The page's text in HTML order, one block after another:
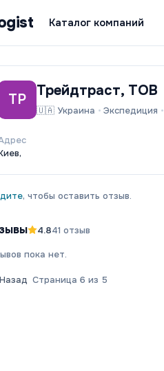
Каталог компаний
ТР
Трейдтраст, ТОВ
🇺🇦 Украина • Экспедиция •
, чтобы оставить отзыв.
4.841 отзыв
пока нет.
Страница 6 из 5